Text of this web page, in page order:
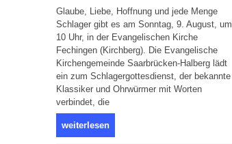
Glaube, Liebe, Hoffnung und jede Menge
Schlager gibt es am Sonntag, 9. August, um
10 Uhr, in der Evangelischen Kirche
Fechingen (Kirchberg). Die Evangelische
Kirchengemeinde Saarbrücken-Halberg lädt
ein zum Schlagergottesdienst, der bekannte
Klassiker und Ohrwürmer mit Worten
verbindet, die
weiterlesen